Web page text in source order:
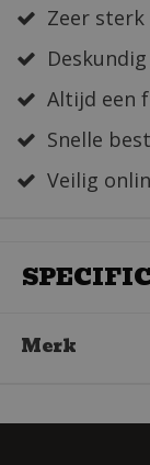
Zeer
Altijd een
Snelle
Veilig
Merk